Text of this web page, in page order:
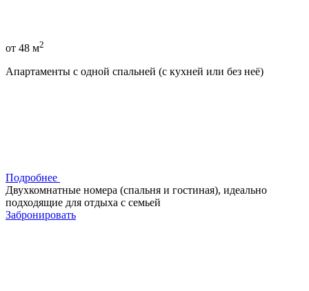
от 48 м2
Апартаменты с одной спальней (с кухней или без неё)
Подробнее
Двухкомнатные номера (спальня и гостиная), идеально
подходящие для отдыха с семьей
Забронировать